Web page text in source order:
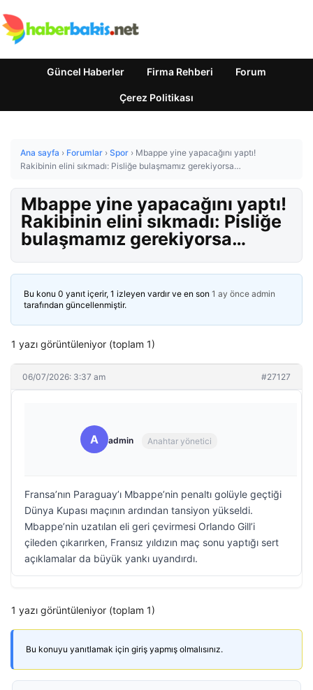
Güncel Haberler Firma Rehberi Forum
Çerez Politikası
Ana sayfa › Forumlar › Spor › Mbappe yine yapacağını yaptı!
Rakibinin elini sıkmadı: Pisliğe bulaşmamız gerekiyorsa…
Mbappe yine yapacağını yaptı!
Rakibinin elini sıkmadı: Pisliğe
bulaşmamız gerekiyorsa…
Bu konu 0 yanıt içerir, 1 izleyen vardır ve en son 1 ay önce admin
tarafından güncellenmiştir.
1 yazı görüntüleniyor (toplam 1)
06/07/2026: 3:37 am #27127
A admin Anahtar yönetici
Fransa’nın Paraguay’ı Mbappe’nin penaltı golüyle geçtiği
Dünya Kupası maçının ardından tansiyon yükseldi.
Mbappe’nin uzatılan eli geri çevirmesi Orlando Gill’i
çileden çıkarırken, Fransız yıldızın maç sonu yaptığı sert
açıklamalar da büyük yankı uyandırdı.
1 yazı görüntüleniyor (toplam 1)
Bu konuyu yanıtlamak için giriş yapmış olmalısınız.